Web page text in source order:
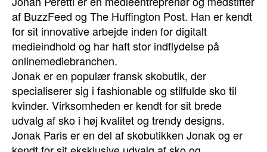
af BuzzFeed og The Huffington Post. Han er kendt
for sit innovative arbejde inden for digitalt
medieindhold og har haft stor indflydelse på
onlinemediebranchen.
Jonak er en populær fransk skobutik, der
specialiserer sig i fashionable og stilfulde sko til
kvinder. Virksomheden er kendt for sit brede
udvalg af sko i høj kvalitet og trendy designs.
Jonak Paris er en del af skobutikken Jonak og er